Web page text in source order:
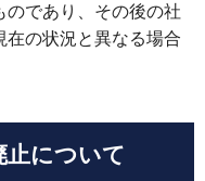
であり、その後の社
の状況と異なる場合
止について